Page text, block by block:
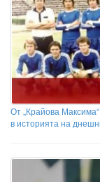
От „Крайова
в историята на